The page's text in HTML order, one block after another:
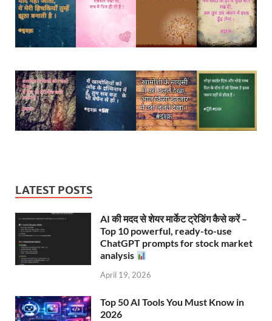
LATEST POSTS
AI की मदद से शेयर मार्केट ट्रेडिंग कैसे करें –
Top 10 powerful, ready-to-use
ChatGPT prompts for stock market
analysis
April 19, 2026
Top 50 AI Tools You Must Know in
2026